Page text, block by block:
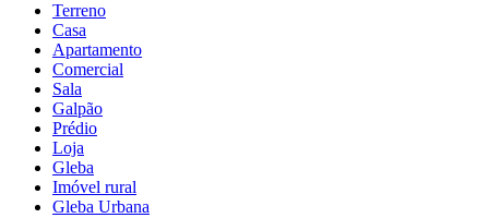
Terreno
Casa
Apartamento
Comercial
Sala
Galpão
Prédio
Loja
Gleba
Imóvel rural
Gleba Urbana